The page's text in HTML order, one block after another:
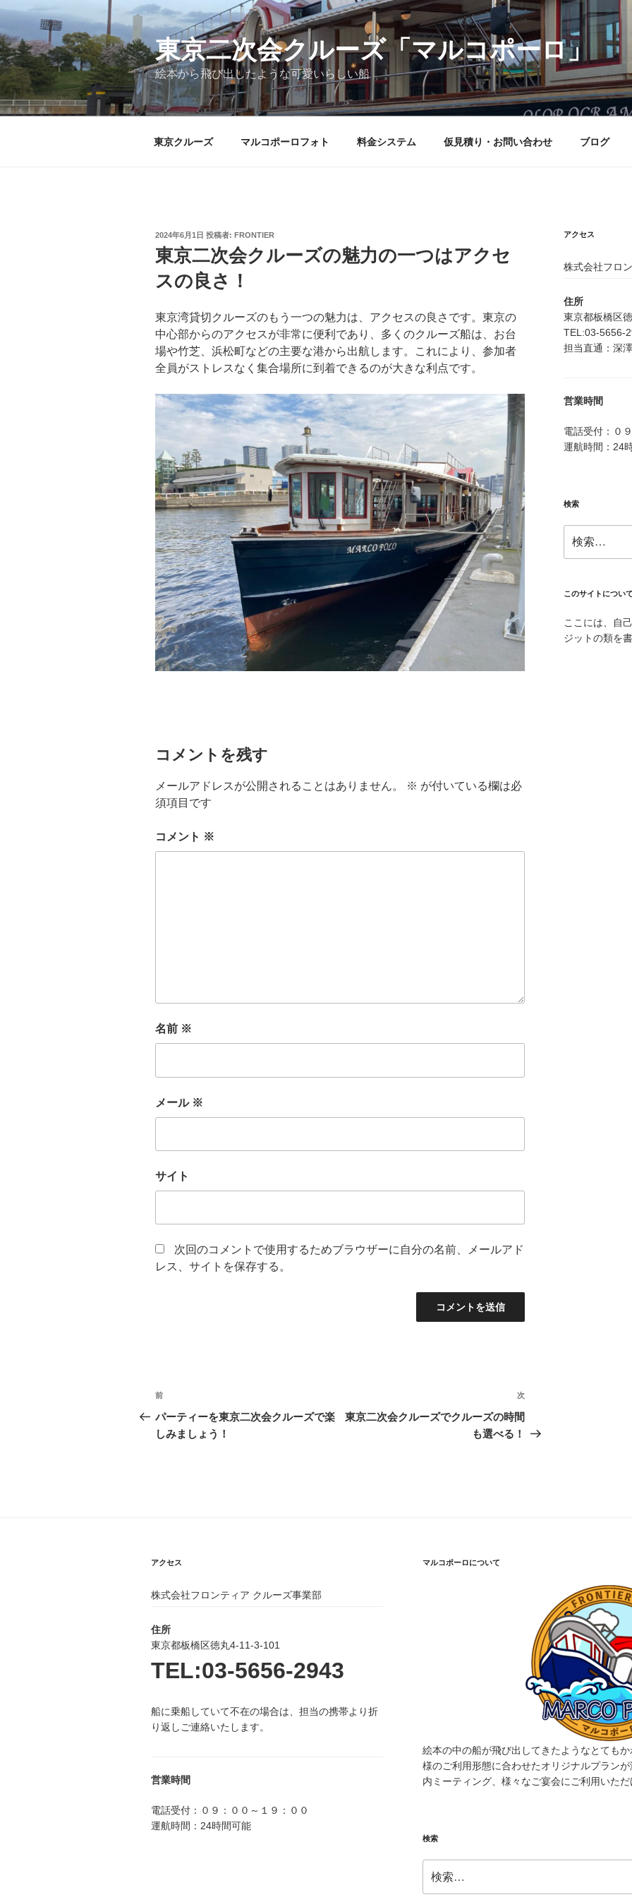
コ
テ
ン
ツ
へ
ス
東京二次会クルーズ「マルコポーロ」
絵本から飛び出したような可愛いらしい船
東京クルーズ マルコポーロフォト 料金システム 仮見積り・お問い合わせ ブログ
投
日:
2024年6月1日 投稿者: FRONTIER
東京二次会クルーズの魅力の一つはアクセ
スの良さ！
東京湾貸切クルーズのもう一つの魅力は、アクセスの良さです。東京の
中心部からのアクセスが非常に便利であり、多くのクルーズ船は、お台
場や竹芝、浜松町などの主要な港から出航します。これにより、参加者
全員がストレスなく集合場所に到着できるのが大きな利点です。
コメントを残す
メールアドレスが公開されることはありません。 ※ が付いている欄は必
須項目です
コメント ※
名前 ※
メール ※
サイト
次回のコメントで使用するためブラウザーに自分の名前、メールアド
レス、サイトを保存する。
投
稿
ナ
ョ
ン
前
の
投
前
パーティーを東京二次会クルーズで楽
しみましょう！
次
の
投
次
東京二次会クルーズでクルーズの時間
も選べる！
アクセス
株式会社フロ
住所
東京都板橋区
TEL:03-5656-
担当直通：深
営業時間
電話受付：０
運航時間：24
検索
索:
このサイトについて
ここには、自
ジットの類を
アクセス
株式会社フロンティア クルーズ事業部
住所
東京都板橋区徳丸4-11-3-101
TEL:03-5656-2943
船に乗船していて不在の場合は、担当の携帯より折
り返しご連絡いたします。
営業時間
電話受付：０９：００～１９：００
運航時間：24時間可能
マルコポーロについて
絵本の中の船が飛び出してきたようなとても
様のご利用形態に合わせたオリジナルプラン
内ミーティング、様々なご宴会にご利用いただ
検索
索: